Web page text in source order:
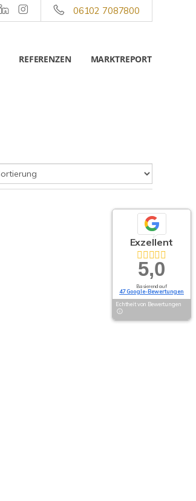
06102 7087800
REFERENZEN MARKTREPORT
Exzellent
5,0
Basierend auf
47 Google-Bewertungen
Echtheit von Bewertungen